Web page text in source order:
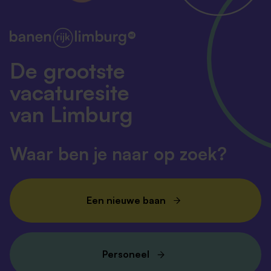
De grootste
vacaturesite
van Limburg
Waar ben je naar op zoek?
Een nieuwe baan
Personeel